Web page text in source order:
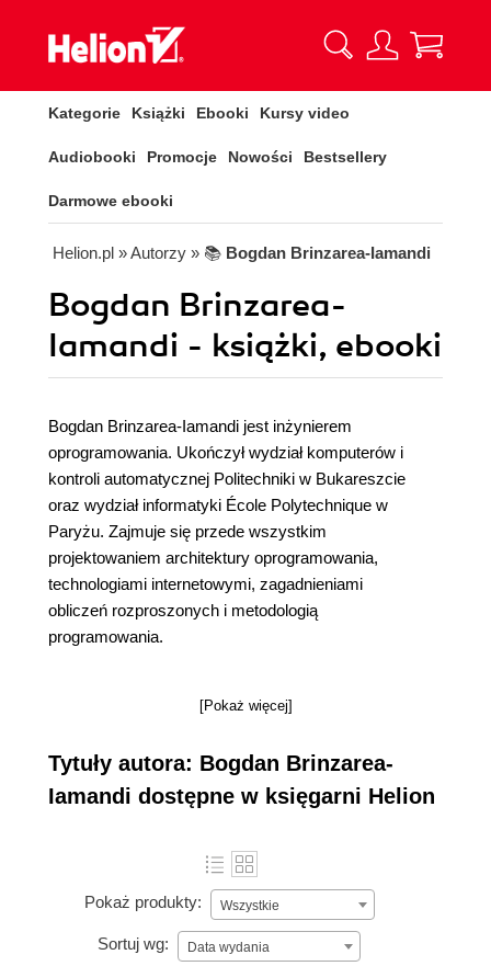
Kategorie Książki Ebooki Kursy video
Audiobooki Promocje Nowości Bestsellery
Darmowe ebooki
Helion.pl » Autorzy » 📚 Bogdan Brinzarea-Iamandi
Bogdan Brinzarea-
Iamandi - książki, ebooki
Bogdan Brinzarea-Iamandi jest inżynierem
oprogramowania. Ukończył wydział komputerów i
kontroli automatycznej Politechniki w Bukareszcie
oraz wydział informatyki École Polytechnique w
Paryżu. Zajmuje się przede wszystkim
projektowaniem architektury oprogramowania,
technologiami internetowymi, zagadnieniami
obliczeń rozproszonych i metodologią
programowania.
[Pokaż więcej]
Tytuły autora: Bogdan Brinzarea-
Iamandi dostępne w księgarni Helion
Pokaż produkty: Wszystkie
Sortuj wg: Data wydania